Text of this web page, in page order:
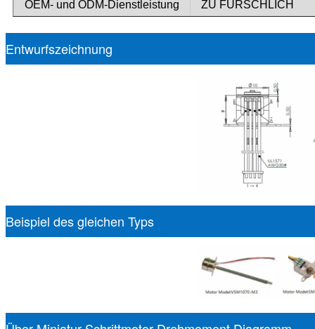
OEM- und ODM-Dienstleistung
ZU FÜRSCHLICH
Entwurfszeichnung
Beispiel des gleichen Typs